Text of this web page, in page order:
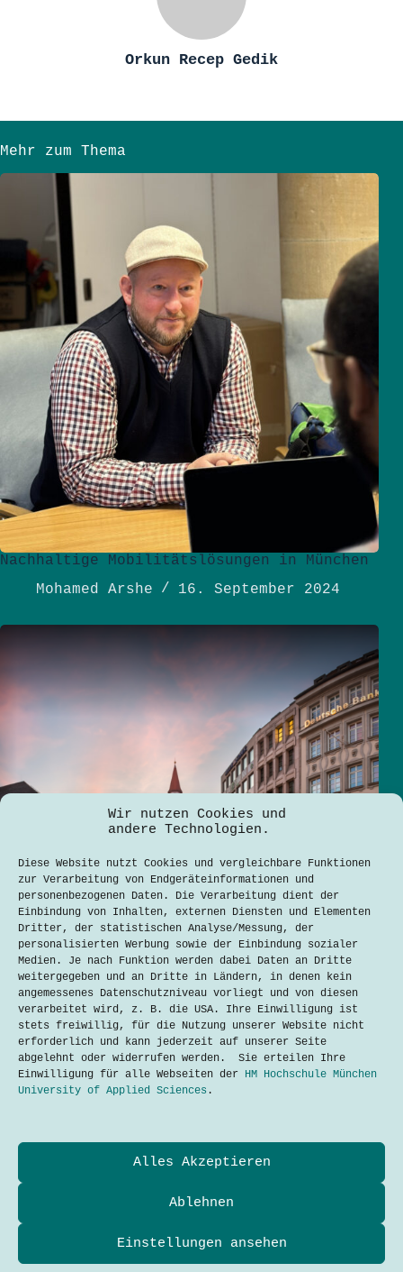
Wir nutzen Cookies und
andere Technologien.
Diese Website nutzt Cookies und vergleichbare Funktionen
zur Verarbeitung von Endgeräteinformationen und
personenbezogenen Daten. Die Verarbeitung dient der
Einbindung von Inhalten, externen Diensten und Elementen
Dritter, der statistischen Analyse/Messung, der
personalisierten Werbung sowie der Einbindung sozialer
Medien. Je nach Funktion werden dabei Daten an Dritte
weitergegeben und an Dritte in Ländern, in denen kein
angemessenes Datenschutzniveau vorliegt und von diesen
verarbeitet wird, z. B. die USA. Ihre Einwilligung ist
stets freiwillig, für die Nutzung unserer Website nicht
erforderlich und kann jederzeit auf unserer Seite
abgelehnt oder widerrufen werden. Sie erteilen Ihre
Einwilligung für alle Webseiten der HM Hochschule München
University of Applied Sciences .
Alles Akzeptieren
Ablehnen
Einstellungen ansehen
Orkun Recep Gedik
Mehr zum Thema
Nachhaltige Mobilitätslösungen in München
Mohamed Arshe
16. September 2024
E-Scooter in München: Zukunft der
Mobilität oder auslaufender Trend?
Aarpyz Raj K C
9. September 2024
Datenschutzerklärung
Impressum
Cookies
und Technologie-Kommunikation der Hochschule München
University of Applied Sciences.
Hochschule München